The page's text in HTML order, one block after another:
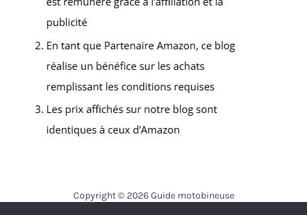
Copyright © 2026 Guide motobineuse